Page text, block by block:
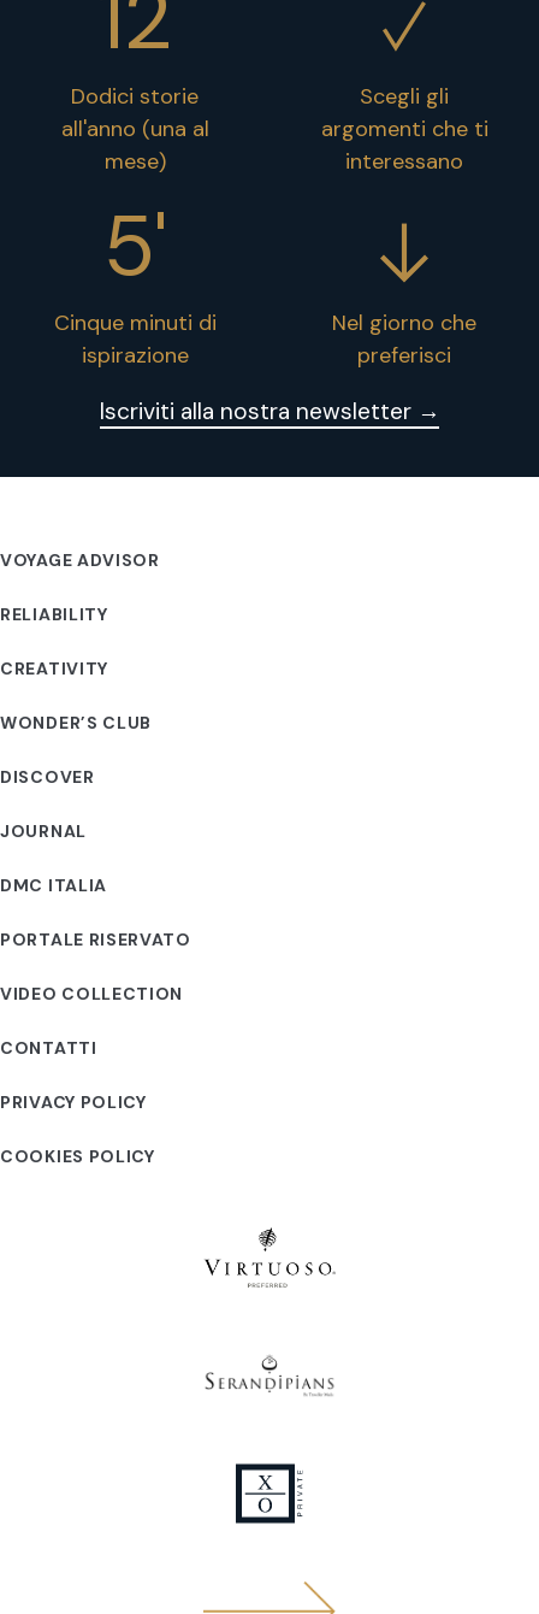
Dodici storie
all'anno (una al
mese)
Scegli gli
argomenti che ti
interessano
5'
Cinque minuti di
ispirazione
Nel giorno che
preferisci
Iscriviti alla nostra newsletter →
VOYAGE ADVISOR
RELIABILITY
CREATIVITY
WONDER’S CLUB
DISCOVER
JOURNAL
DMC ITALIA
PORTALE RISERVATO
VIDEO COLLECTION
CONTATTI
PRIVACY POLICY
COOKIES POLICY